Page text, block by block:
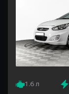
1.6 л